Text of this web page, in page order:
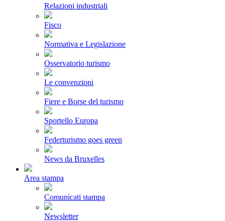
Relazioni industriali
Fisco
Normativa e Legislazione
Osservatorio turismo
Le convenzioni
Fiere e Borse del turismo
Sportello Europa
Federturismo goes green
News da Bruxelles
Area stampa
Comunicati stampa
Newsletter